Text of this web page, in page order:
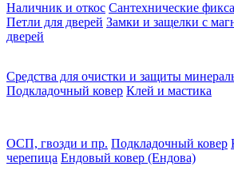
Наличник и откос Сантехнические
Петли для дверей Замки и защелки с
дверей
Средства для очистки и защиты
Подкладочный ковер Клей и мастика
ОСП, гвозди и пр. Подкладочный ковер
черепица Ендовый ковер (Ендова)